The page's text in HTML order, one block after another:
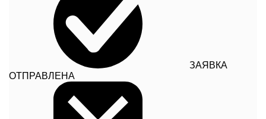
ЗАЯВКА
ОТПРАВЛЕНА